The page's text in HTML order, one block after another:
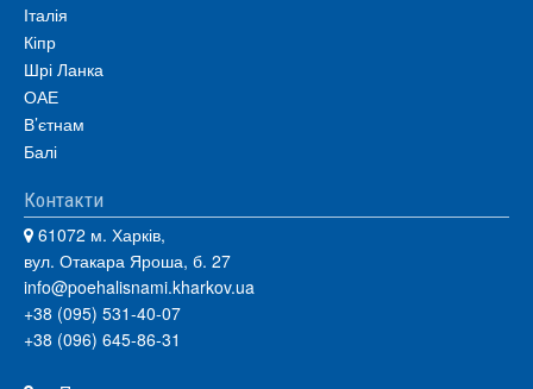
Італія
Кіпр
Шрі Ланка
ОАЕ
В’єтнам
Балі
Контакти
61072 м. Харків,
вул. Отакара Яроша, б. 27
info@poehalisnami.kharkov.ua
+38 (095) 531-40-07
+38 (096) 645-86-31